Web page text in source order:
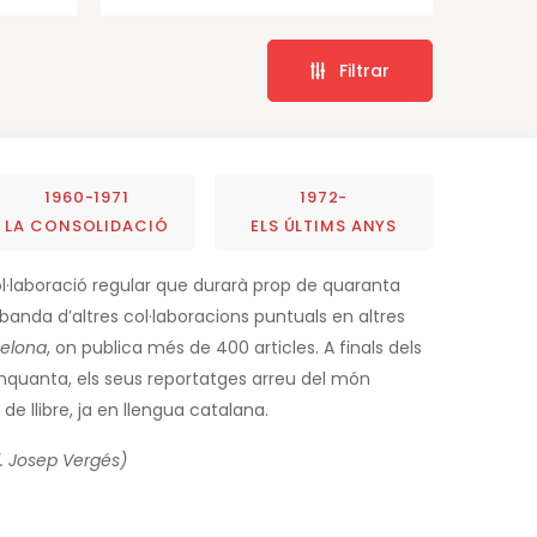
Filtrar
1960-1971
LA CONSOLIDACIÓ
1972-
ELS ÚLTIMS ANYS
regular que durarà prop de quaranta
d’altres col·laboracions puntuals en altres
, on publica més de 400 articles. A finals dels
els seus reportatges arreu del món
llibre, ja en llengua catalana.
Josep Vergés)